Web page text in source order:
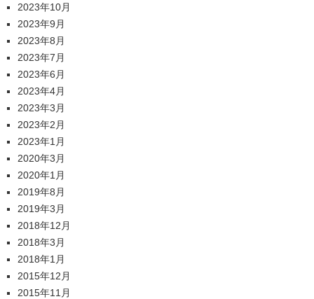
2023年10月
2023年9月
2023年8月
2023年7月
2023年6月
2023年4月
2023年3月
2023年2月
2023年1月
2020年3月
2020年1月
2019年8月
2019年3月
2018年12月
2018年3月
2018年1月
2015年12月
2015年11月